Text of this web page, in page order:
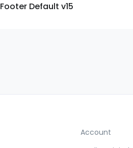
Footer Default v15
Account